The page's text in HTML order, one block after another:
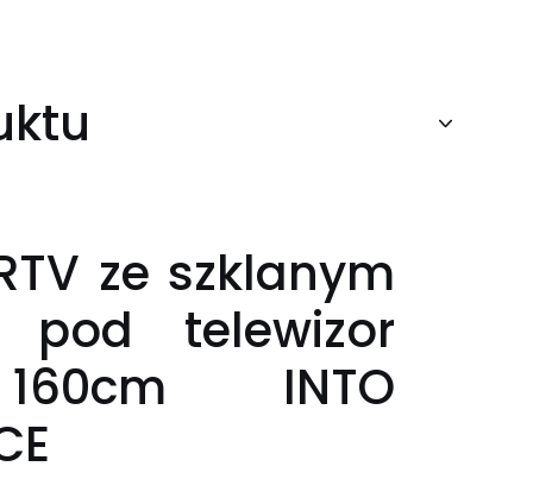
ze szklanym
pod telewizor
INTO